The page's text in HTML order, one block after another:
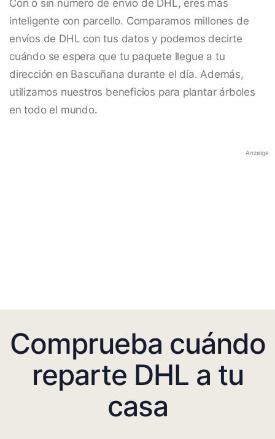
Con o sin número de envío de DHL, eres más
inteligente con parcello. Comparamos millones de
envíos de DHL con tus datos y podemos decirte
cuándo se espera que tu paquete llegue a tu
dirección en Bascuñana durante el día. Además,
utilizamos nuestros beneficios para plantar árboles
en todo el mundo.
Anzeige
Comprueba cuándo
reparte DHL a tu
casa